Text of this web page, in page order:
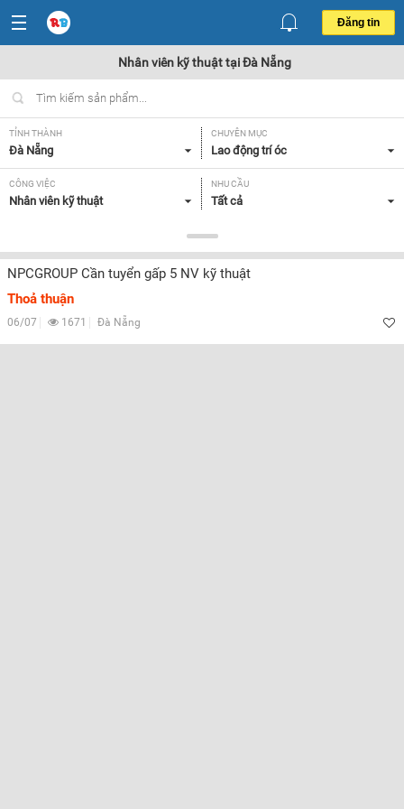
Đăng tin
Nhân viên kỹ thuật tại Đà Nẵng
TỈNH THÀNH
Đà Nẵng
CHUYÊN MỤC
Lao động trí óc
CÔNG VIỆC
Nhân viên kỹ thuật
NHU CẦU
Tất cả
Tất cả
NPCGROUP Cần tuyển gấp 5 NV kỹ thuật
Thoả thuận
06/07 1671 Đà Nẵng